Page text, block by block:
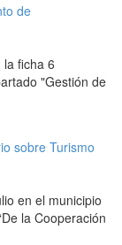
de
ficha 6
"Gestión de
sobre Turismo
en el municipio
la Cooperación